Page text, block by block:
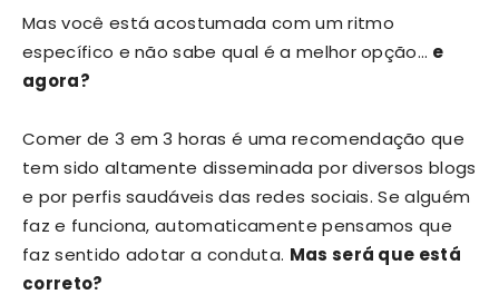
Mas você está acostumada com um ritmo
específico e não sabe qual é a melhor opção… e
agora?
Comer de 3 em 3 horas é uma recomendação que
tem sido altamente disseminada por diversos blogs
e por perfis saudáveis das redes sociais. Se alguém
faz e funciona, automaticamente pensamos que
faz sentido adotar a conduta. Mas será que está
correto?